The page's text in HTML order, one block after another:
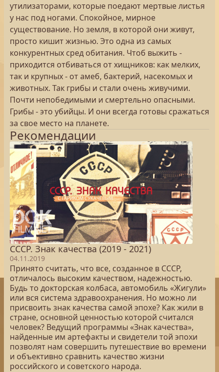
утилизаторами, которые поедают мертвые листья
у нас под ногами. Спокойное, мирное
существование. Но земля, в которой они живут,
просто кишит жизнью. Это одна из самых
конкурентных сред обитания. Чтоб выжить -
приходится отбиваться от хищников: как мелких,
так и крупных - от амеб, бактерий, насекомых и
животных. Так грибы и стали очень живучими.
Почти непобедимыми и смертельно опасными.
Грибы - это убийцы. И они всегда готовы сражаться
за свое место на планете.
Рекомендации
СССР. Знак качества (2019 - 2021)
04.11.2019
Принято считать, что все, созданное в СССР,
отличалось высоким качеством, надежностью.
Будь то докторская колбаса, автомобиль «Жигули»
или вся система здравоохранения. Но можно ли
присвоить знак качества самой эпохе? Как жили в
стране, основной ценностью которой считался
человек? Ведущий программы «Знак качества»,
найденные им артефакты и свидетели той эпохи
позволят нам совершить путешествие во времени
и объективно сравнить качество жизни
российского и советского народа.